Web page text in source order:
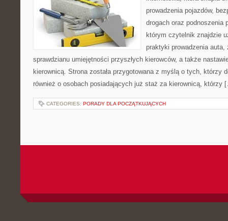
prowadzenia pojazdów,
drogach oraz podnoszenia
którym czytelnik znajdzie
praktyki prowadzenia auta,
sprawdzianu umiejętności przyszłych kierowców, a także
kierownicą. Strona została przygotowana z myślą o tych, którzy
również o osobach posiadających już staż za kierownicą, którzy
CATEGORIES: PORADY DLA POCZĄTKUJĄCYCH